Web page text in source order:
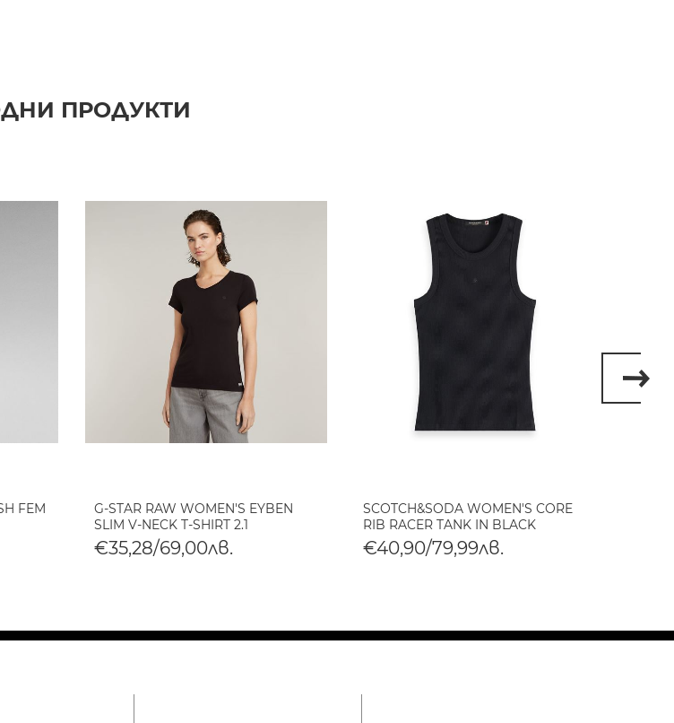
ПРОДУКТИ
FEM
G-STAR RAW WOMEN'S EYBEN
SLIM V-NECK T-SHIRT 2.1
€35,28/69,00лв.
SCOTCH&SODA WOMEN'S CORE
RIB RACER TANK IN BLACK
€40,90/79,99лв.